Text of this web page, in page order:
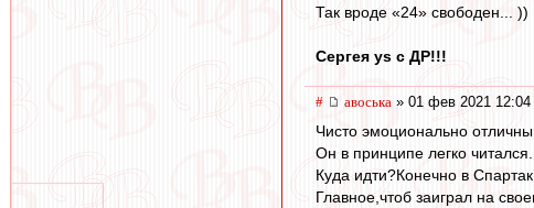
Так вроде «24» свободен... ))
Сергея ys с ДР!!!
# авоська » 01 фев 2021 12:04
Чисто эмоционально
Он в принципе легко
Куда идти?Конечно в
Главное,чтоб заиграл на